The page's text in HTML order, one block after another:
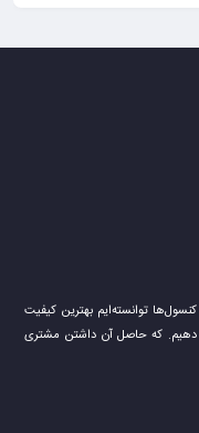
توانسته‌ایم بهترین کیفیت
دهیم. که حاصل آن داشتن مشتری